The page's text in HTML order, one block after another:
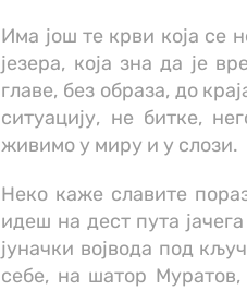
Има још те крви која се
језера, која зна да је
главе, без образа, до
ситуацију, не битке,
живимо у миру и у слози.
Неко каже славите
идеш на дест пута
јуначки војвода под
себе, на шатор